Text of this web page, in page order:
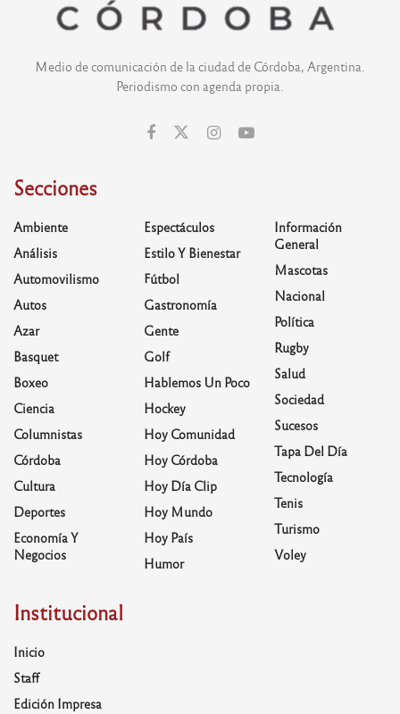
Medio de comunicación de la ciudad de Córdoba, Argentina.
Periodismo con agenda propia.
Secciones
Ambiente
Análisis
Automovilismo
Autos
Azar
Basquet
Boxeo
Ciencia
Columnistas
Córdoba
Cultura
Deportes
Economía Y
Negocios
Espectáculos
Estilo Y Bienestar
Fútbol
Gastronomía
Gente
Golf
Hablemos Un Poco
Hockey
Hoy Comunidad
Hoy Córdoba
Hoy Día Clip
Hoy Mundo
Hoy País
Humor
Información
General
Mascotas
Nacional
Política
Rugby
Salud
Sociedad
Sucesos
Tapa Del Día
Tecnología
Tenis
Turismo
Voley
Institucional
Inicio
Staff
Edición Impresa